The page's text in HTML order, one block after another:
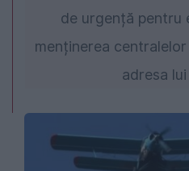
de urgență pentru
menținerea
adresa